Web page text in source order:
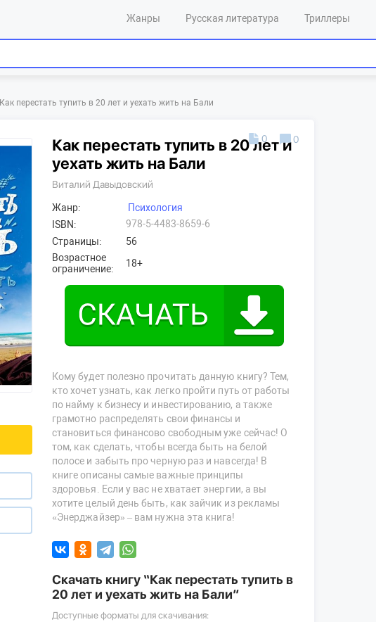
Жанры Русская литература Триллеры
Как перестать тупить в 20 лет и уехать жить на Бали
Как перестать тупить в 20 лет и
уехать жить на Бали
Виталий Давыдовский
Жанр:
Психология
ISBN:
978-5-4483-8659-6
Страницы:
56
Возрастное
ограничение:
18+
Кому будет полезно прочитать данную книгу? Тем,
кто хочет узнать, как легко пройти путь от работы
по найму к бизнесу и инвестированию, а также
грамотно распределять свои финансы и
становиться финансово свободным уже сейчас! О
том, как сделать, чтобы всегда быть на белой
полосе и забыть про черную раз и навсегда! В
книге описаны самые важные принципы
здоровья. Если у вас не хватает энергии, а вы
хотите целый день быть, как зайчик из рекламы
«Энерджайзер» – вам нужна эта книга!
0 0
Скачать книгу “Как перестать тупить в
20 лет и уехать жить на Бали”
Доступные форматы для скачивания: